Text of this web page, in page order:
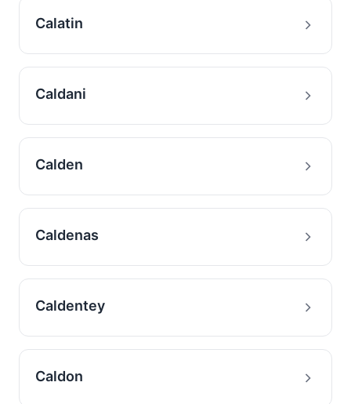
Calatin
Caldani
Calden
Caldenas
Caldentey
Caldon